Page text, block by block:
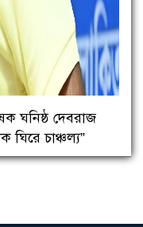
ঘনিষ্ঠ দেবরাজ
ঘিরে চাঞ্চল্য”